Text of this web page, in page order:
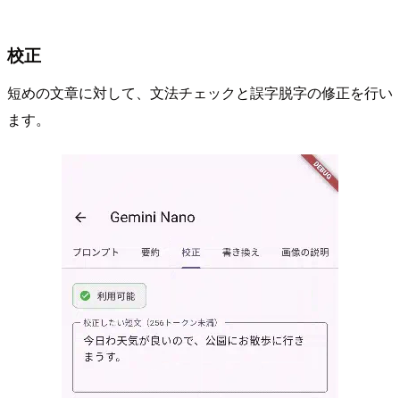
校正
短めの文章に対して、文法チェックと誤字脱字の修正を行い
ます。